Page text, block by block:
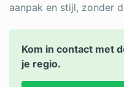
aanpak en stijl, zonder
Kom in contact met
je regio.